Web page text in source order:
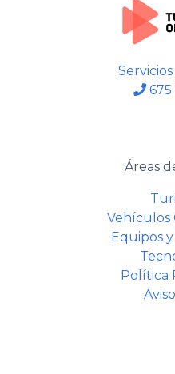
675
Áreas
Vehículos
Equipos
Política